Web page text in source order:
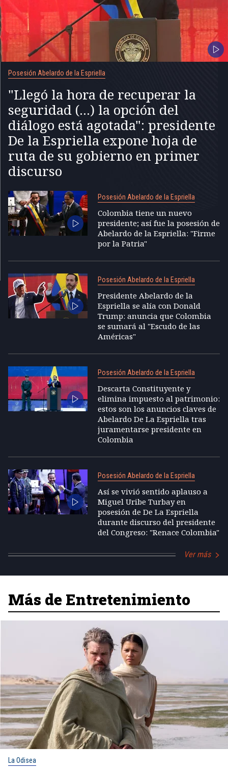
Posesión Abelardo de la Espriella
"Llegó la hora de recuperar la
seguridad (...) la opción del
diálogo está agotada": presidente
De la Espriella expone hoja de
ruta de su gobierno en primer
discurso
Posesión Abelardo de la Espriella
Colombia tiene un nuevo
presidente; así fue la posesión de
Abelardo de la Espriella: "Firme
por la Patria"
Posesión Abelardo de la Espriella
Presidente Abelardo de la
Espriella se alía con Donald
Trump: anuncia que Colombia
se sumará al "Escudo de las
Américas"
Posesión Abelardo de la Espriella
Descarta Constituyente y
elimina impuesto al patrimonio:
estos son los anuncios claves de
Abelardo De La Espriella tras
juramentarse presidente en
Colombia
Posesión Abelardo de la Espriella
Así se vivió sentido aplauso a
Miguel Uribe Turbay en
posesión de De La Espriella
durante discurso del presidente
del Congreso: "Renace Colombia"
Ver más
Más de Entretenimiento
La Odisea